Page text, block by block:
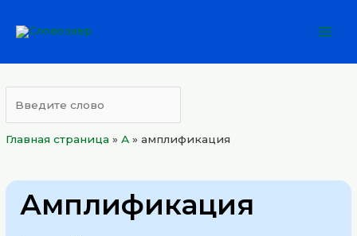
Главная страница »А »амплификация
Амплификация